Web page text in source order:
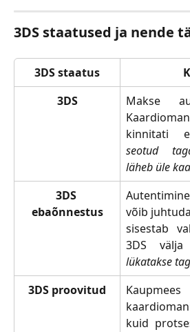
3DS staatused ja nende
3DS staatus
3DS
Makse
kinnitati
seotud
läheb üle
3DS
ebaõnnestus
võib
sisestab
3DS
lükatakse
3DS proovitud
kuid